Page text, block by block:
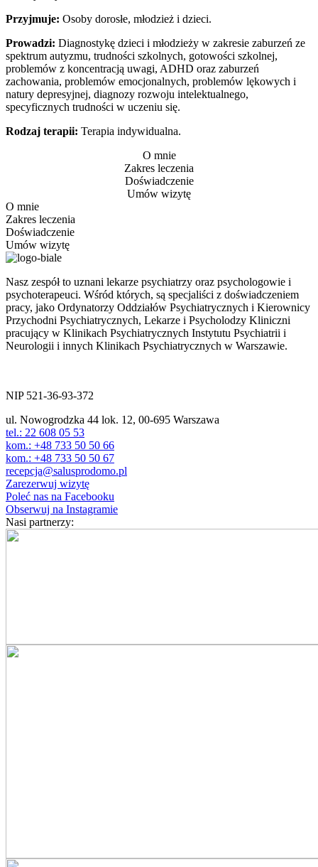
Przyjmuje: Osoby dorosłe, młodzież i dzieci.
Prowadzi: Diagnostykę dzieci i młodzieży w zakresie zaburzeń ze
spektrum autyzmu, trudności szkolnych, gotowości szkolnej,
problemów z koncentracją uwagi, ADHD oraz zaburzeń
zachowania, problemów emocjonalnych, problemów lękowych i
natury depresyjnej, diagnozy rozwoju intelektualnego,
specyficznych trudności w uczeniu się.
Rodzaj terapii: Terapia indywidualna.
O mnie
Zakres leczenia
Doświadczenie
Umów wizytę
O mnie
Zakres leczenia
Doświadczenie
Umów wizytę
Nasz zespół to uznani lekarze psychiatrzy oraz psychologowie i
psychoterapeuci. Wśród których, są specjaliści z doświadczeniem
pracy, jako Ordynatorzy Oddziałów Psychiatrycznych i Kierownicy
Przychodni Psychiatrycznych, Lekarze i Psycholodzy Kliniczni
pracujący w Klinikach Psychiatrycznych Instytutu Psychiatrii i
Neurologii i innych Klinikach Psychiatrycznych w Warszawie.
NIP 521-36-93-372
ul. Nowogrodzka 44 lok. 12, 00-695 Warszawa
tel.: 22 608 05 53
kom.: +48 733 50 50 66
kom.: +48 733 50 50 67
recepcja@salusprodomo.pl
Zarezerwuj wizytę
Poleć nas na Facebooku
Obserwuj na Instagramie
Nasi partnerzy: